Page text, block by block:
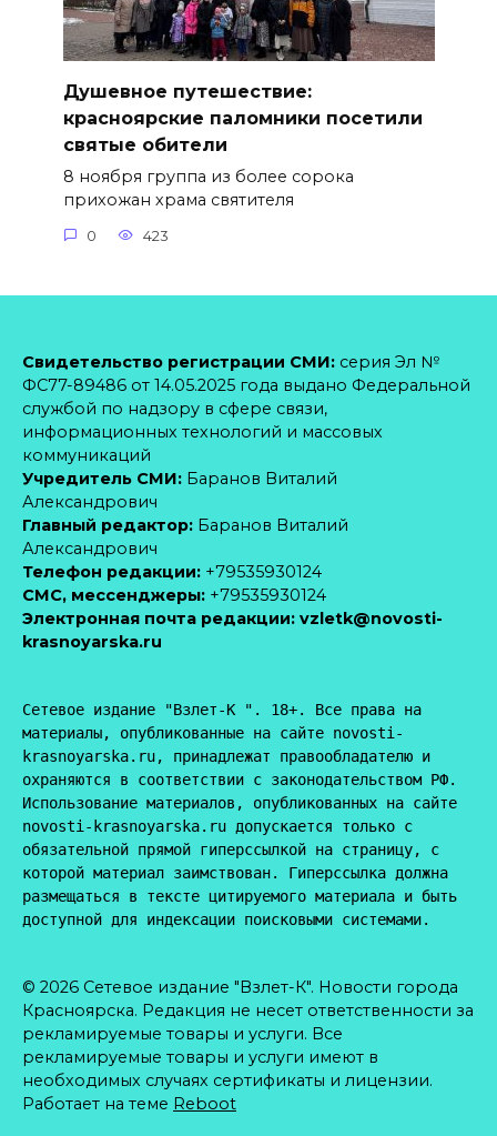
Душевное путешествие:
красноярские паломники посетили
святые обители
8 ноября группа из более сорока
прихожан храма святителя
0 423
Свидетельство регистрации СМИ: серия Эл №
ФС77-89486 от 14.05.2025 года выдано Федеральной
службой по надзору в сфере связи,
информационных технологий и массовых
коммуникаций
Учредитель СМИ: Баранов Виталий
Александрович
Главный редактор: Баранов Виталий
Александрович
Телефон редакции: +79535930124
CМС, мессенджеры: +79535930124
Электронная почта редакции: vzletk@novosti-
krasnoyarska.ru
Сетевое издание "Взлет-К ". 18+. Все права на
материалы, опубликованные на сайте novosti-
krasnoyarska.ru, принадлежат правообладателю и
охраняются в соответствии с законодательством РФ.
Использование материалов, опубликованных на сайте
novosti-krasnoyarska.ru допускается только с
обязательной прямой гиперссылкой на страницу, с
которой материал заимствован. Гиперссылка должна
размещаться в тексте цитируемого материала и быть
доступной для индексации поисковыми системами.
© 2026 Сетевое издание "Взлет-К". Новости города
Красноярска. Редакция не несет ответственности за
рекламируемые товары и услуги. Все
рекламируемые товары и услуги имеют в
необходимых случаях сертификаты и лицензии.
Работает на теме Reboot